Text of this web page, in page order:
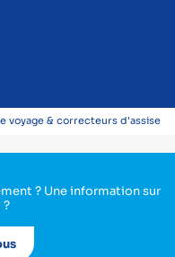
voyage & correcteurs d'assise
? Une information sur